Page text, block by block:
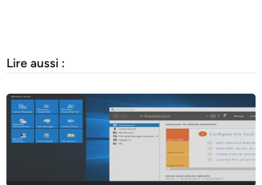
Lire aussi :